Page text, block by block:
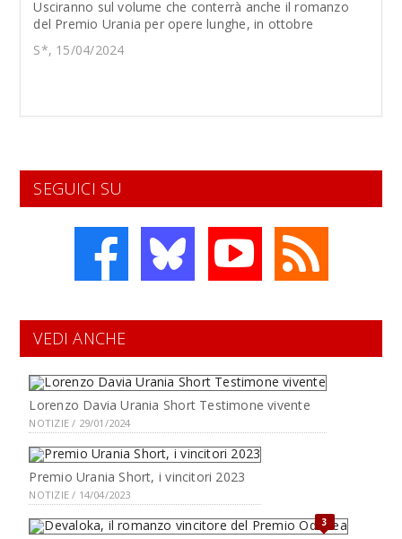
Usciranno sul volume che conterrà anche il romanzo
del Premio Urania per opere lunghe, in ottobre
S*, 15/04/2024
SEGUICI SU
VEDI ANCHE
Lorenzo Davia Urania Short Testimone vivente
NOTIZIE / 29/01/2024
Premio Urania Short, i vincitori 2023
NOTIZIE / 14/04/2023
3